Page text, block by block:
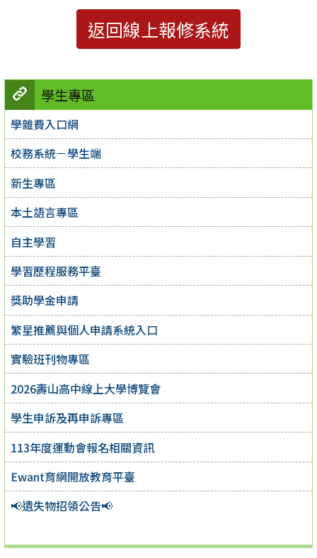
學生專區
學雜費入口網
校務系統－學生端
新生專區
本土語言專區
自主學習
學習歷程服務平臺
獎助學金申請
繁星推薦與個人申請系統入口
實驗班刊物專區
2026壽山高中線上大學博覽會
學生申訴及再申訴專區
113年度運動會報名相關資訊
Ewant育網開放教育平臺
📢遺失物招領公告📢
返回線上報修系統